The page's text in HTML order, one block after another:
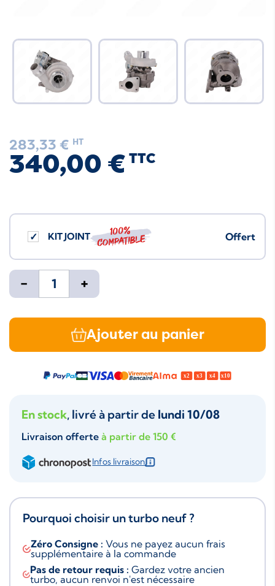
283,33 € HT
340,00 € TTC
KIT JOINT 100%
compatible Offert
- +
Ajouter au panier
En stock, livré à partir de lundi 10/08
Livraison offerte à partir de 150 €
Infos livraison
Pourquoi choisir un turbo neuf ?
Zéro Consigne : Vous ne payez aucun frais
supplémentaire à la commande
Pas de retour requis : Gardez votre ancien
turbo, aucun renvoi n'est nécessaire